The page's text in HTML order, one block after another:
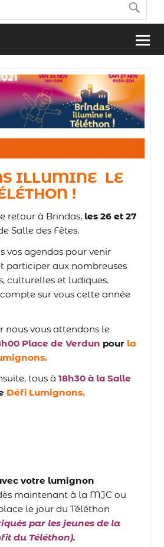
ILLUMINE LE
!
retour à Brindas,les 26 et 27
Salle des Fêtes.
vos agendas pour venir
participer aux nombreuses
culturelles et ludiques.
sur vous cette année
nous vous attendons le
Place de Verdun pour la
tous à 18h30 à la Salle
Défi Lumignons.
votre lumignon
maintenant à la MJC ou
le jour du Téléthon
par les jeunes de la
du Téléthon).